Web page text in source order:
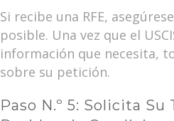
Si recibe una RFE,
posible. Una vez que el
información que necesita,
sobre su petición.
Paso N.º 5: Solicita Su